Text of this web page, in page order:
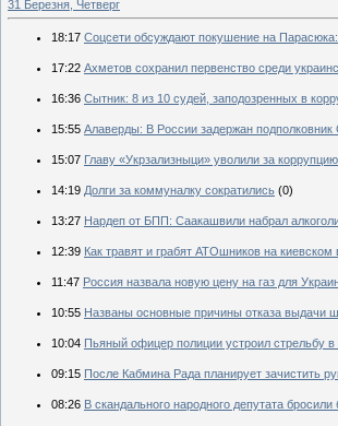
31 Березня, Четверг
18:17 Соцсети обсуждают покушение на Парасюка:
17:22 Ахметов сохранил первенство среди
16:36 Сытник: 8 из 10 судей, заподозренных в
15:55 Алаверды: В России задержан
15:07 Главу «Укрзализныци» уволили за
14:19 Долги за коммуналку сократились (0)
13:27 Нардеп от БПП: Саакашвили набрал
12:39 Как травят и грабят АТОшников на
11:47 Россия назвала новую цену на газ для
10:55 Названы основные причины отказа выдачи
10:04 Пьяный офицер полиции устроил стрельбу
09:15 После Кабмина Рада планирует зачистить
08:26 В скандального народного депутата